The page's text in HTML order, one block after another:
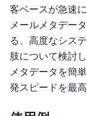
客ベースが急速
メールメタデー
る、高度なシス
肢について検討
メタデータを簡
発スピードを最